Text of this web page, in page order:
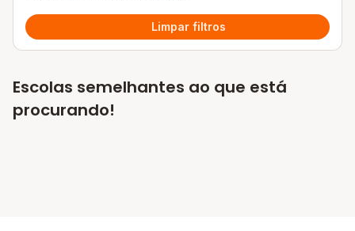
Limpar filtros
Escolas semelhantes ao que está
procurando!